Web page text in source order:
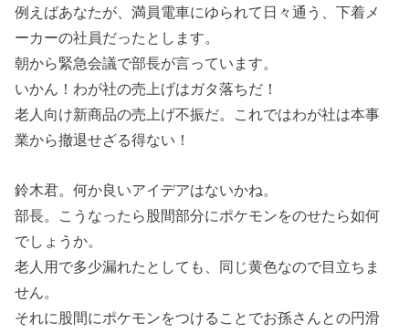
例えばあなたが、満員電車にゆられて日々通う、下着メ
ーカーの社員だったとします。
朝から緊急会議で部長が言っています。
いかん！わが社の売上げはガタ落ちだ！
老人向け新商品の売上げ不振だ。これではわが社は本事
業から撤退せざる得ない！
鈴木君。何か良いアイデアはないかね。
部長。こうなったら股間部分にポケモンをのせたら如何
でしょうか。
老人用で多少漏れたとしても、同じ黄色なので目立ちま
せん。
それに股間にポケモンをつけることでお孫さんとの円滑